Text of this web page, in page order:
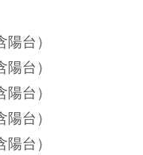
台）
台）
台）
台）
台）